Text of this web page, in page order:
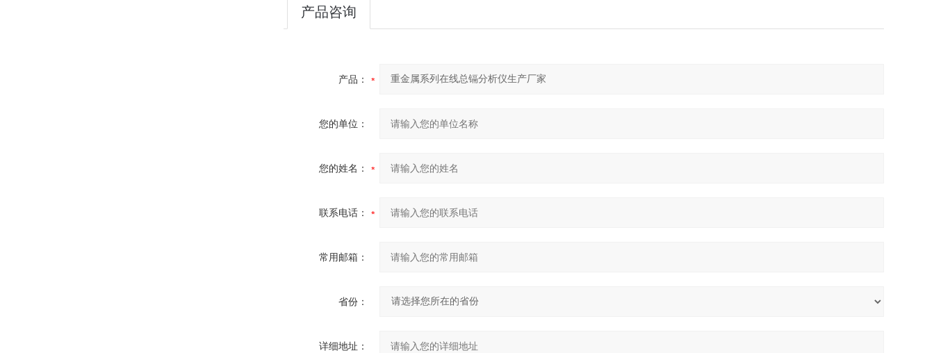
产品咨询
产品：
您的单位：
您的姓名：
联系电话：
常用邮箱：
省份：
详细地址：